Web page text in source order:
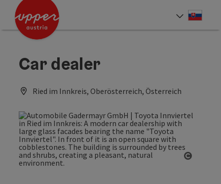
Accesskey
Accesskey
Car dealer
Ried im Innkreis, Oberösterreich, Österreich